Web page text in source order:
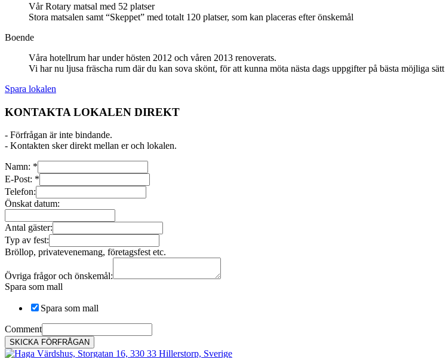
Vår Rotary matsal med 52 platser
Stora matsalen samt “Skeppet” med totalt 120 platser, som kan placeras efter önskemål
Boende
Våra hotellrum har under hösten 2012 och våren 2013 renoverats.
Vi har nu ljusa fräscha rum där du kan sova skönt, för att kunna möta nästa dags uppgifter på bästa möjliga sätt
Spara lokalen
KONTAKTA LOKALEN DIREKT
- Förfrågan är inte bindande.
- Kontakten sker direkt mellan er och lokalen.
Namn: *
E-Post: *
Telefon:
Önskat datum:
Antal gäster:
Typ av fest:
Bröllop, privatevenemang, företagsfest etc.
Övriga frågor och önskemål:
Spara som mall
Spara som mall
Comment
SKICKA FÖRFRÅGAN